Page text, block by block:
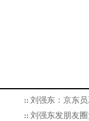
刘强东：京东
刘强东发朋友